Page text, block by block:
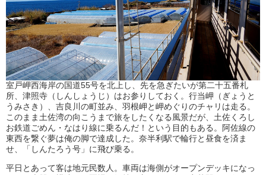
室戸岬西海岸の国道55号を北上し、先を急ぎたいが第二十五番札
所、津照寺（しんしょうじ）はお参りしておく。行当岬（ぎょうと
うみさき）、吉良川の町並み、羽根岬と岬めぐりのチャリは走る。
このまま土佐湾の向こうまで旅をしたくなる風景だが、土佐くろし
お鉄道ごめん・なはり線に乗るんだ！という目的もある。阿佐線の
東西を繋ぐ夢は俺の脚で達成した。奈半利駅で輪行と昼食を済ま
せ、「しんたろう号」に飛び乗る。
平日とあって客は地元民数人。車両は海側がオープンデッキになっ